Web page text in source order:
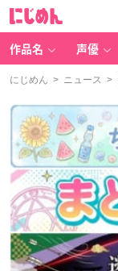
作品名 声優
にじめん > ニュース >